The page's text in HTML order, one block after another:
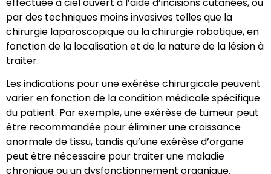
par des techniques moins invasives telles que la
chirurgie laparoscopique ou la chirurgie robotique, en
fonction de la localisation et de la nature de la lésion à
traiter.
Les indications pour une exérèse chirurgicale peuvent
varier en fonction de la condition médicale spécifique
du patient. Par exemple, une exérèse de tumeur peut
être recommandée pour éliminer une croissance
anormale de tissu, tandis qu’une exérèse d’organe
peut être nécessaire pour traiter une maladie
chronique ou un dysfonctionnement organique.